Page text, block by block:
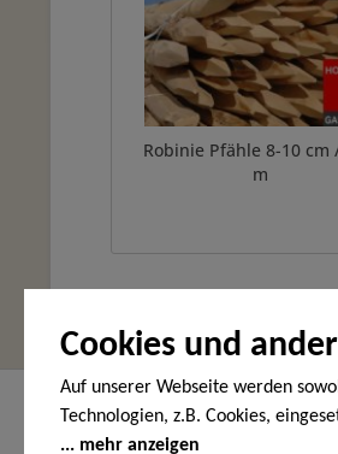
Cookies und
Auf unserer Webseite werden
Technologien, z.B. Cookies,
Endgerät gespeichert und/oder
mehr anzeigen
Robinie Pfähle 8-10 cm
m
Hier finden Sie uns